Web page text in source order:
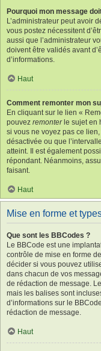
Pourquoi mon message
L’administrateur peut avoir
vous postez nécessitent
aussi que l’administrateur
doivent être validés avant
d’informations.
Haut
Comment remonter mon
En cliquant sur le lien «
pouvez remonterle sujet en
si vous ne voyez pas ce
désactivée ou que
atteint. Il est également
répondant. Néanmoins,
faisant.
Haut
Mise en forme et
Que sont les BBCodes ?
Le BBCode est une
contrôle de mise en forme
décider si vous pouvez
dans chacun de vos
de rédaction de message.
mais les balises sont
d’informations sur le
rédaction de message.
Haut